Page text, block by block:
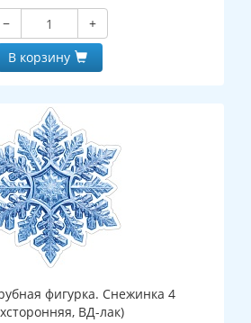
−
+
В корзину
фигурка. Снежинка 4
ВД-лак)